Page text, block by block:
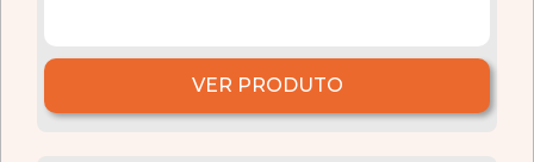
VER PRODUTO